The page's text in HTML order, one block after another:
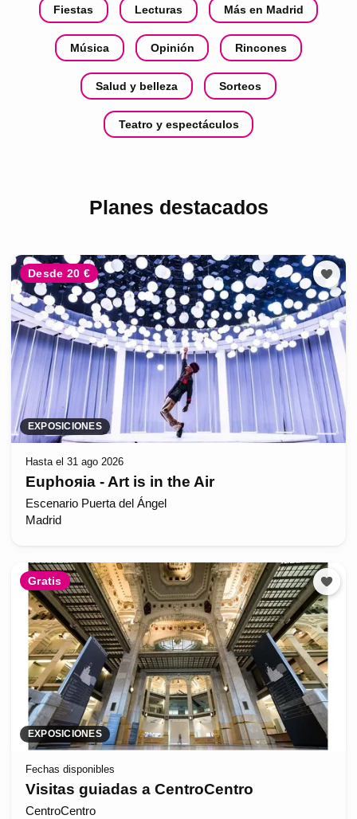
Fiestas Lecturas Más en Madrid
Música Opinión Rincones
Salud y belleza Sorteos
Teatro y espectáculos
Planes destacados
Desde 20 €
EXPOSICIONES
Hasta el 31 ago 2026
Euphoяia - Art is in the Air
Escenario Puerta del Ángel
Madrid
Gratis
EXPOSICIONES
Fechas disponibles
Visitas guiadas a CentroCentro
CentroCentro